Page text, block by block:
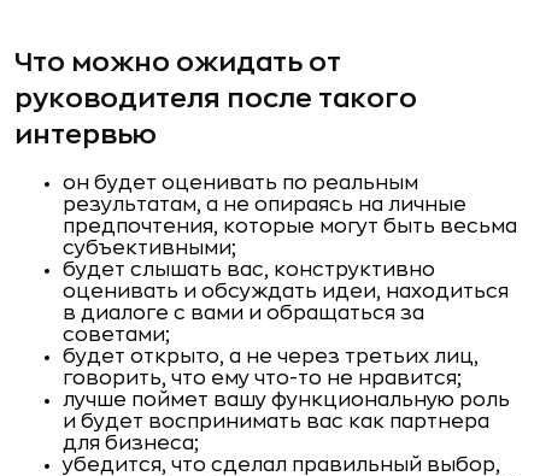
Что можно ожидать от
руководителя после такого
интервью
он будет оценивать по реальным
результатам, а не опираясь на личные
предпочтения, которые могут быть весьма
субъективными;
будет слышать вас, конструктивно
оценивать и обсуждать идеи, находиться
в диалоге с вами и обращаться за
советами;
будет открыто, а не через третьих лиц,
говорить, что ему что-то не нравится;
лучше поймет вашу функциональную роль
и будет воспринимать вас как партнера
для бизнеса;
убедится, что сделал правильный выбор,